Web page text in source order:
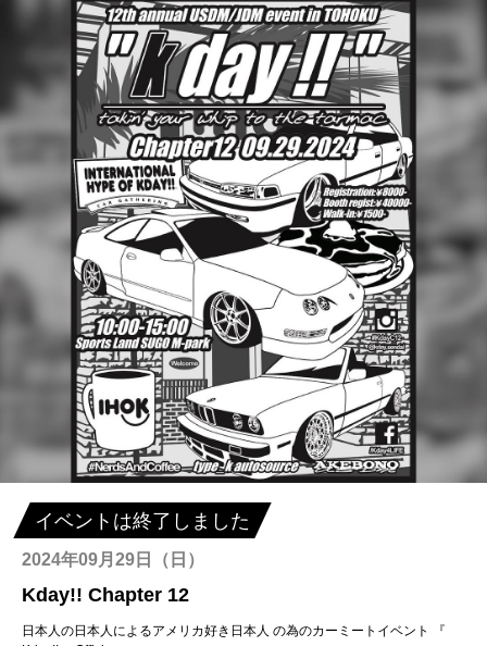
イベントは終了しました
2024年09月29日（日）
Kday!! Chapter 12
日本人の日本人によるアメリカ好き日本人 の為のカーミートイベント 『